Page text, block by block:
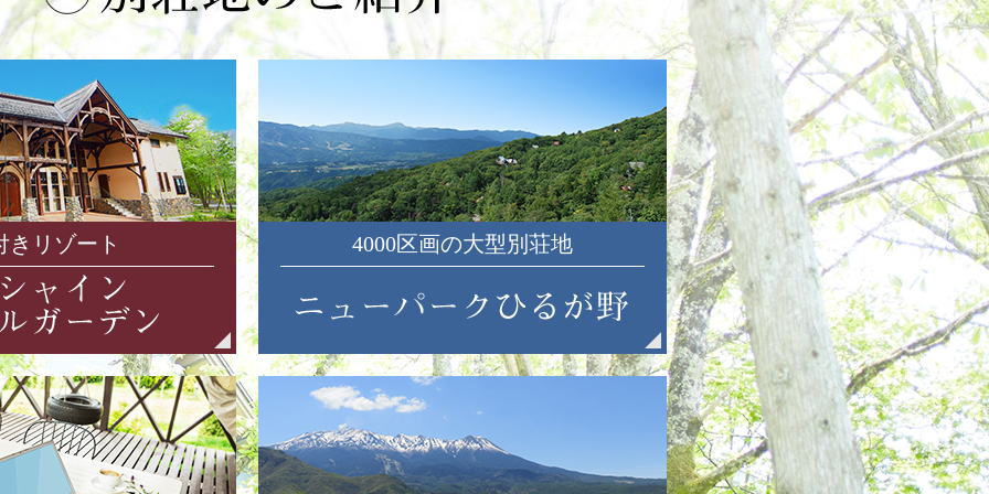
2018年7月
2018年5月
2018年4月
2018年3月
2018年2月
2018年1月
2017年12月
2017年11月
2017年10月
2017年9月
2017年8月
2017年5月
きリゾート 4000区画の大型別荘地